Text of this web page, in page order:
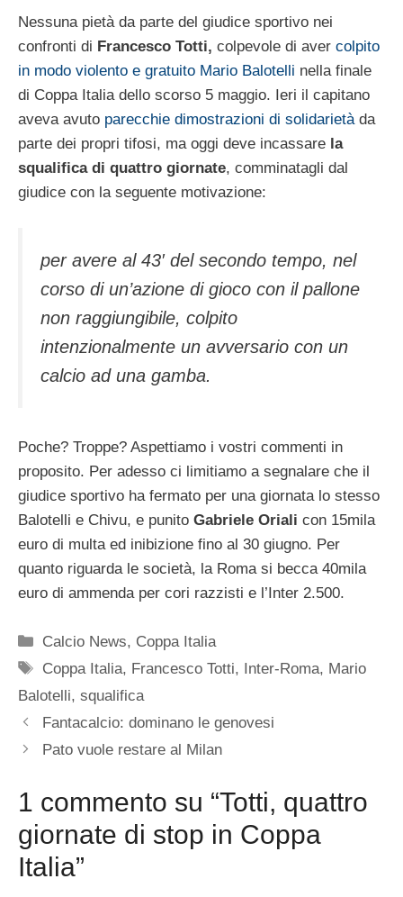
Nessuna pietà da parte del giudice sportivo nei
confronti di Francesco Totti, colpevole di aver colpito
in modo violento e gratuito Mario Balotelli nella finale
di Coppa Italia dello scorso 5 maggio. Ieri il capitano
aveva avuto parecchie dimostrazioni di solidarietàda
parte dei propri tifosi, ma oggi deve incassare la
squalifica di quattro giornate, comminatagli dal
giudice con la seguente motivazione:
per avere al 43′ del secondo tempo, nel
corso di un’azione di gioco con il pallone
non raggiungibile, colpito
intenzionalmente un avversario con un
calcio ad una gamba.
Poche? Troppe? Aspettiamo i vostri commenti in
proposito. Per adesso ci limitiamo a segnalare che il
giudice sportivo ha fermato per una giornata lo stesso
Balotelli e Chivu, e punito Gabriele Oriali con 15mila
euro di multa ed inibizione fino al 30 giugno. Per
quanto riguarda le società, la Roma si becca 40mila
euro di ammenda per cori razzisti e l’Inter 2.500.
Categorie
Calcio News, Coppa Italia
Tag
Coppa Italia, Francesco Totti, Inter-Roma, Mario
Balotelli, squalifica
Fantacalcio: dominano le genovesi
Pato vuole restare al Milan
1 commento su “Totti, quattro
giornate di stop in Coppa
Italia”